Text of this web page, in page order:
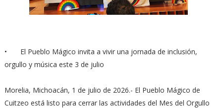
•
El Pueblo Mágico invita a vivir una jornada de inclusión,
orgullo y música este 3 de julio
Morelia, Michoacán, 1 de julio de 2026.- El Pueblo Mágico de
Cuitzeo está listo para cerrar las actividades del Mes del Orgullo